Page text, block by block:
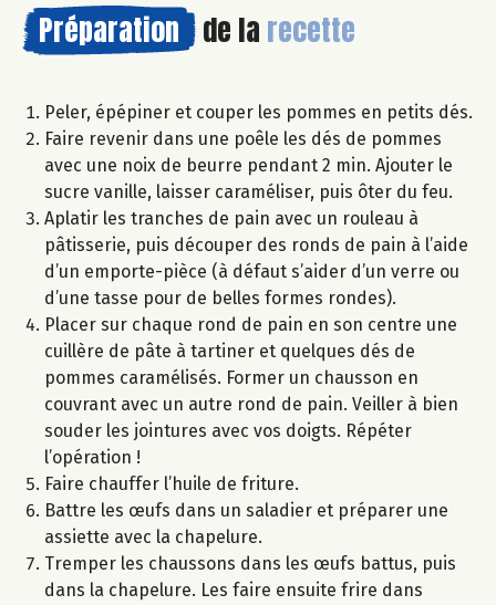
Préparation de la recette
Peler, épépiner et couper les pommes en petits dés.
Faire revenir dans une poêle les dés de pommes
avec une noix de beurre pendant 2 min. Ajouter le
sucre vanille, laisser caraméliser, puis ôter du feu.
Aplatir les tranches de pain avec un rouleau à
pâtisserie, puis découper des ronds de pain à l’aide
d’un emporte-pièce (à défaut s’aider d’un verre ou
d’une tasse pour de belles formes rondes).
Placer sur chaque rond de pain en son centre une
cuillère de pâte à tartiner et quelques dés de
pommes caramélisés. Former un chausson en
couvrant avec un autre rond de pain. Veiller à bien
souder les jointures avec vos doigts. Répéter
l’opération !
Faire chauffer l’huile de friture.
Battre les œufs dans un saladier et préparer une
assiette avec la chapelure.
Tremper les chaussons dans les œufs battus, puis
dans la chapelure. Les faire ensuite frire dans